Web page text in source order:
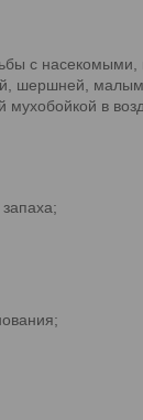
с насекомыми,
шершней,
мухобойкой в